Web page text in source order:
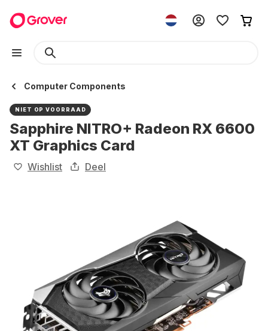
Computer Components
NIET OP VOORRAAD
Sapphire NITRO+ Radeon RX 6600
XT Graphics Card
Wishlist Deel